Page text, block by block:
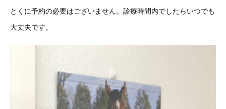
とくに予約の必要はございません。診療時間内でしたらいつでも
大丈夫です。